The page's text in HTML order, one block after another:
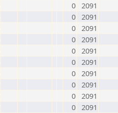
0 2091
0 2091
0 2091
0 2091
0 2091
0 2091
0 2091
0 2091
0 2091
0 2091